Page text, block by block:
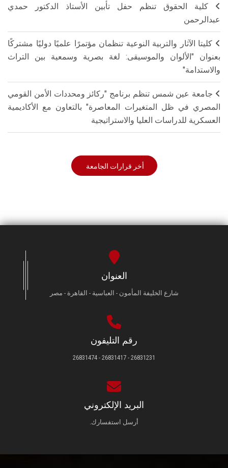
كلية الحقوق تنظم حفل تأبين الأستاذ الدكتور حمدي
عبدالرحمن
كليتا الآثار والتربية النوعية تنظمان مؤتمرًا علميًا دوليًا مشتركًا
بعنوان "الألوان والموسيقى: لغة بصرية وسمعية بين التراث
والاستدامة"
جامعة عين شمس تنظم برنامج "ركائز ومحددات الأمن القومي
المصري في ظل المتغيرات المعاصرة" بالتعاون مع الأكاديمية
العسكرية للدراسات العليا والاستراتيجية
أخر قرارات الجامعة
العنوان
شارع الخليفة المأمون - العباسية - القاهرة - مصر
رقم التليفون
26831231 - 26831417 - 26831474
البريد الإلكتروني
أرسل استفسارك.